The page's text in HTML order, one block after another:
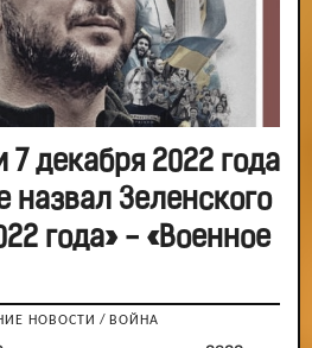
7 декабря 2022 года
назвал Зеленского
года» - «Военное
НОВОСТИ / ВОЙНА